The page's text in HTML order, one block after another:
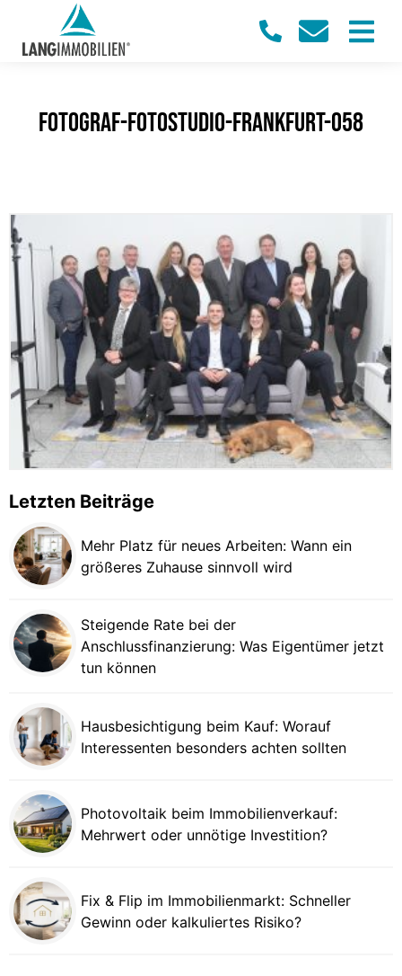
fotograf-fotostudio-frankfurt-058
Letzten Beiträge
Mehr Platz für neues Arbeiten: Wann ein
größeres Zuhause sinnvoll wird
Steigende Rate bei der
Anschlussfinanzierung: Was Eigentümer jetzt
tun können
Hausbesichtigung beim Kauf: Worauf
Interessenten besonders achten sollten
Photovoltaik beim Immobilienverkauf:
Mehrwert oder unnötige Investition?
Fix & Flip im Immobilienmarkt: Schneller
Gewinn oder kalkuliertes Risiko?